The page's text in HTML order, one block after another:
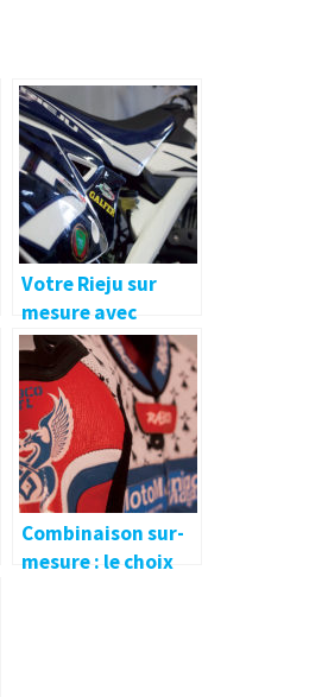
Votre Rieju sur
mesure avec
Pist’on Bike !
Combinaison sur-
mesure : le choix